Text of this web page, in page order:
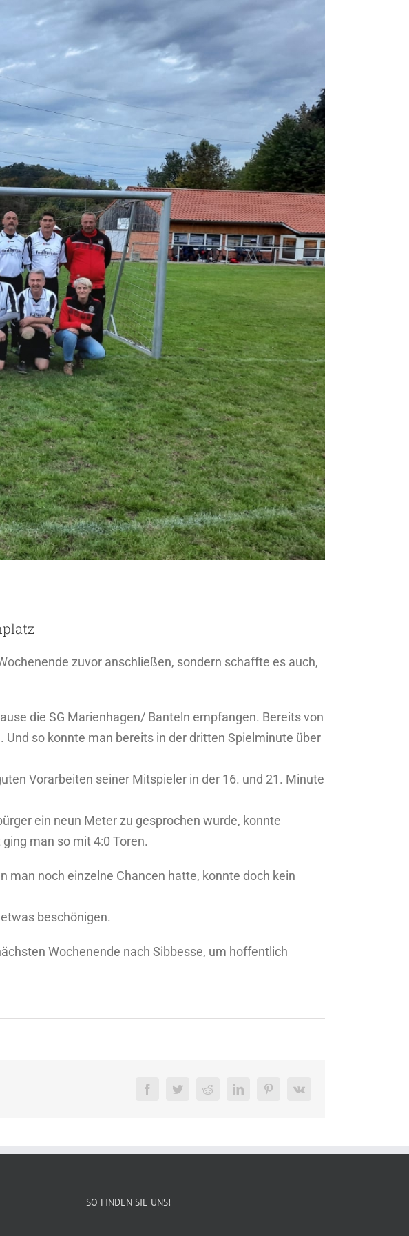
zuvor anschließen, sondern schaffte es auch,
die SG Marienhagen/ Banteln empfangen. Bereits von
so konnte man bereits in der dritten Spielminute über
Vorarbeiten seiner Mitspieler in der 16. und 21. Minute
ein neun Meter zu gesprochen wurde, konnte
man so mit 4:0 Toren.
man noch einzelne Chancen hatte, konnte doch kein
beschönigen.
Wochenende nach Sibbesse, um hoffentlich
FacebookTwitterRedditLinkedInPinterestVk
SO FINDEN SIE UNS!